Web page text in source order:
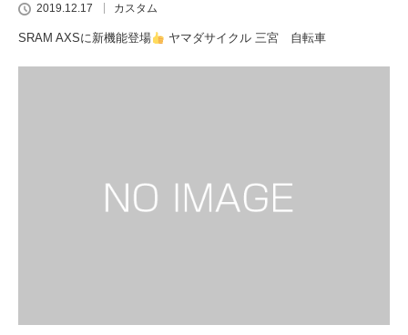
2019.12.17 カスタム
SRAM AXSに新機能登場 ヤマダサイクル 三宮 自転車